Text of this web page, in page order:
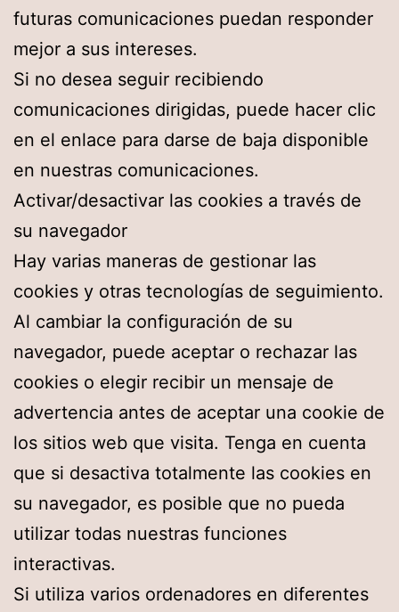
futuras comunicaciones puedan responder
mejor a sus intereses.
Si no desea seguir recibiendo
comunicaciones dirigidas, puede hacer clic
en el enlace para darse de baja disponible
en nuestras comunicaciones.
Activar/desactivar las cookies a través de
su navegador
Hay varias maneras de gestionar las
cookies y otras tecnologías de seguimiento.
Al cambiar la configuración de su
navegador, puede aceptar o rechazar las
cookies o elegir recibir un mensaje de
advertencia antes de aceptar una cookie de
los sitios web que visita. Tenga en cuenta
que si desactiva totalmente las cookies en
su navegador, es posible que no pueda
utilizar todas nuestras funciones
interactivas.
Si utiliza varios ordenadores en diferentes